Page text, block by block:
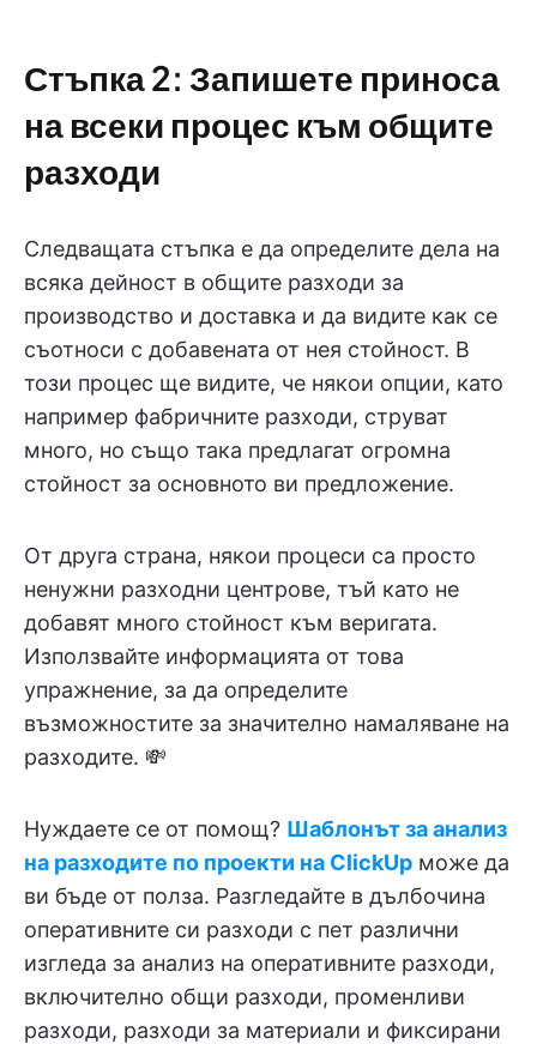
Стъпка 2: Запишете приноса
на всеки процес към общите
разходи
Следващата стъпка е да определите дела на
всяка дейност в общите разходи за
производство и доставка и да видите как се
съотноси с добавената от нея стойност. В
този процес ще видите, че някои опции, като
например фабричните разходи, струват
много, но също така предлагат огромна
стойност за основното ви предложение.
От друга страна, някои процеси са просто
ненужни разходни центрове, тъй като не
добавят много стойност към веригата.
Използвайте информацията от това
упражнение, за да определите
възможностите за значително намаляване на
разходите. 💸
Нуждаете се от помощ? Шаблонът за анализ
на разходите по проекти на ClickUp може да
ви бъде от полза. Разгледайте в дълбочина
оперативните си разходи с пет различни
изгледа за анализ на оперативните разходи,
включително общи разходи, променливи
разходи, разходи за материали и фиксирани